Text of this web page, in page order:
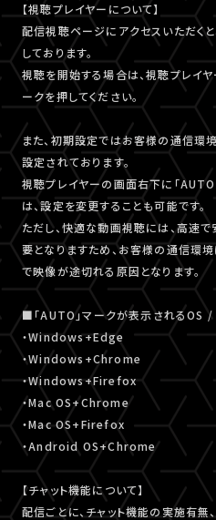
【視聴プレイヤーについて】
配信視聴ページにアクセスいただく
しております。
視聴を開始する場合は、視聴プレイ
ークを押してください。
また、初期設定ではお客様の通信環
設定されております。
視聴プレイヤーの画面右下に「
は、設定を変更することも可能です。
ただし、快適な動画視聴には、高速
要となりますため、お客様の通信環
で映像が途切れる原因となります。
■「AUTO」マークが表示されるOS
・Windows+Edge
・Windows+Chrome
・Windows+Firefox
・Mac OS+Chrome
・Mac OS+Firefox
・Android OS+Chrome
【チャット機能について】
配信ごとに、チャット機能の実施有